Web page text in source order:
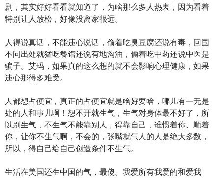
剧，其实好好看看就知道了，为啥那么多人热衷，因为看着
特别让人放松，好像没离家很远。
人得说真话，不能违心说话，偷着吃臭豆腐还说有毒，回国
不问出处就猛吃餐馆还说有地沟油，偷着吃中药还说中医是
骗子。艾玛，如果真的这么想的就不会影响心理健康，如果
违心那得多难受。
人都想占便宜，真正的占便宜就是啥好要啥，哪儿有一无是
处的人和事儿啊！想不开就生气，生气对身体最不好了，所
以别生气，不生气不能靠别人，得靠自己，谁惯着你、顺着
你，让你不生气啊，不会的，张嘴就气人的人是绝大多数，
所以，得自己给自己创造条件不生气。
生活在美国还生中国的气，最傻。我爱所有我爱的和爱我